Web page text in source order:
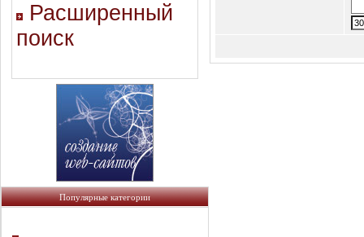
Расширенный
поиск
Популярные категории